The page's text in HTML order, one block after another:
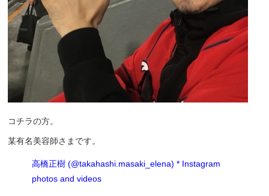
コチラの方。
某有名美容師さまです。
高橋正樹 (@takahashi.masaki_elena) * Instagram
photos and videos